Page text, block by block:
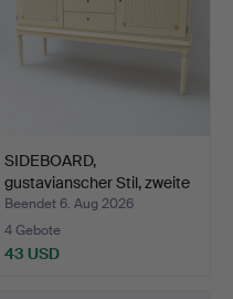
SIDEBOARD,
gustavianscher Stil, zweite
Häl…
Beendet 6. Aug 2026
4 Gebote
43 USD